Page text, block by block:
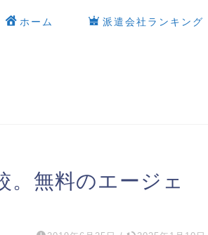
ホーム 派遣会社ランキング
。無料のエージェ